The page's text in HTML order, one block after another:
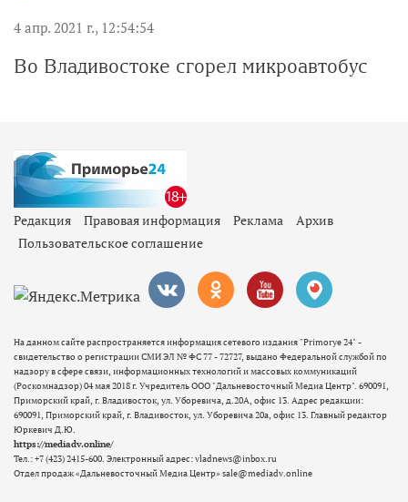
4 апр. 2021 г., 12:54:54
Во Владивостоке сгорел микроавтобус
Редакция Правовая информация Реклама
Архив
Пользовательское соглашение
На данном сайте распространяется информация сетевого издания "Primorye 24" -
свидетельство о регистрации СМИ ЭЛ № ФС 77 - 72727, выдано Федеральной службой по
надзору в сфере связи, информационных технологий и массовых коммуникаций
(Роскомнадзор) 04 мая 2018 г. Учредитель ООО "Дальневосточный Медиа Центр". 690091,
Приморский край, г. Владивосток, ул. Уборевича, д.20А, офис 13. Адрес редакции:
690091, Приморский край, г. Владивосток, ул. Уборевича 20а, офис 13. Главный редактор
Юркевич Д.Ю.
https://mediadv.online/
Тел.: +7 (423) 2415-600. Электронный адрес: vladnews@inbox.ru
Отдел продаж «Дальневосточный Медиа Центр» sale@mediadv.online